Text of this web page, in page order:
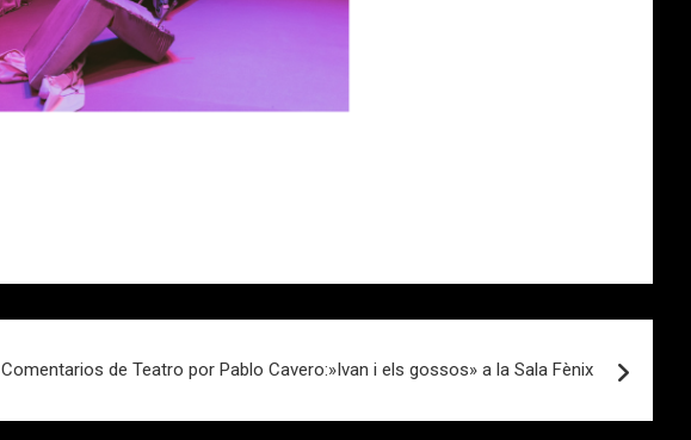
Comentarios de Teatro por Pablo Cavero:»Ivan i els gossos» a la Sala Fènix